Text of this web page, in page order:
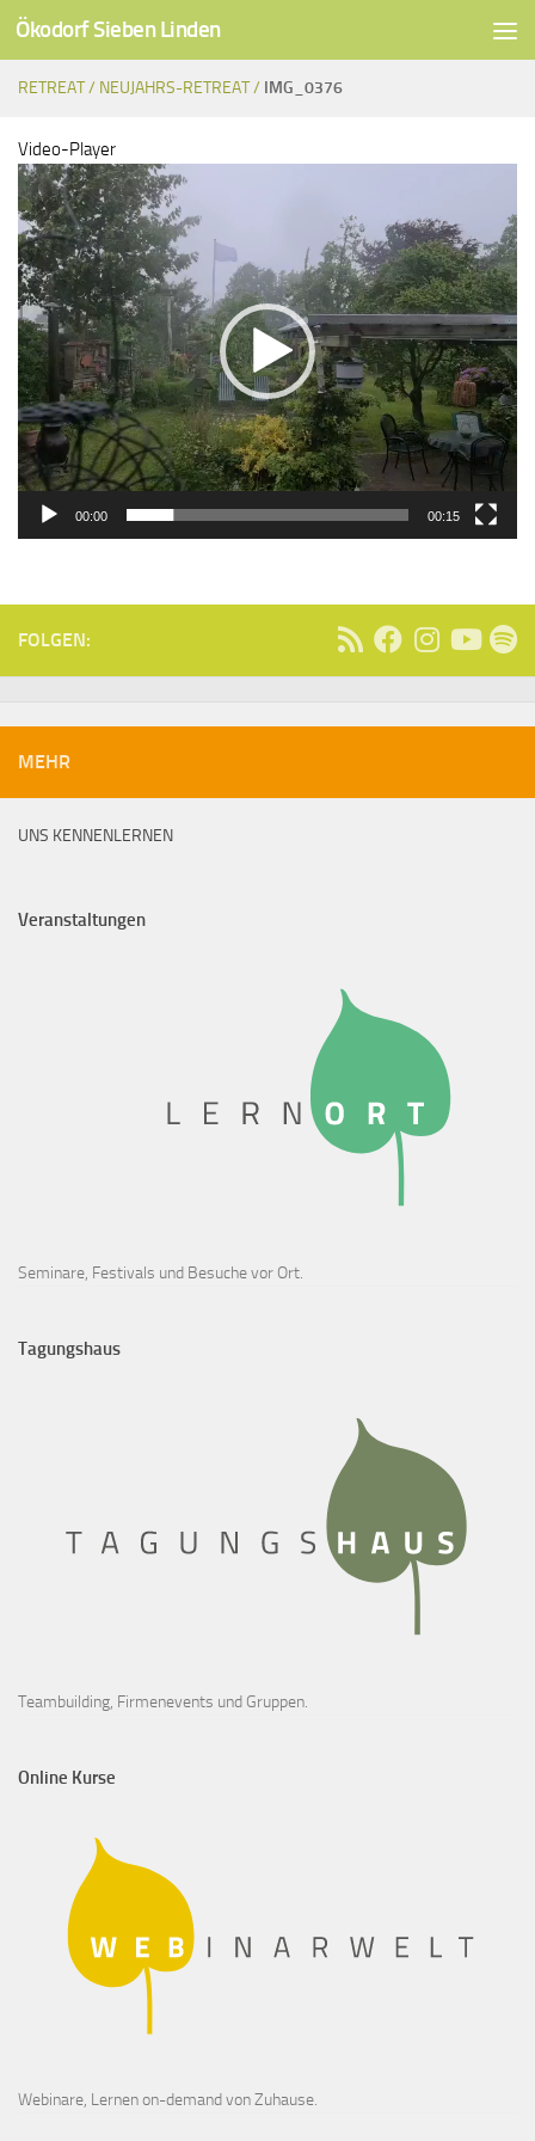
Unter dem Inhalt
Ökodorf Sieben Linden
RETREAT / NEUJAHRS-RETREAT / IMG_0376
Video-Player
00:00 00:15
FOLGEN:
MEHR
UNS KENNENLERNEN
Veranstaltungen
Seminare, Festivals und Besuche vor Ort.
Tagungshaus
Teambuilding, Firmenevents und Gruppen.
Online Kurse
Webinare, Lernen on-demand von Zuhause.